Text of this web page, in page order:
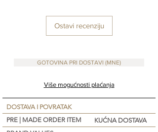
Ostavi recenziju
GOTOVINA PRI DOSTAVI (MNE)
Više mogućnosti plaćanja
DOSTAVA I POVRATAK
PRE | MADE ORDER ITEM
KUĆNA DOSTAVA